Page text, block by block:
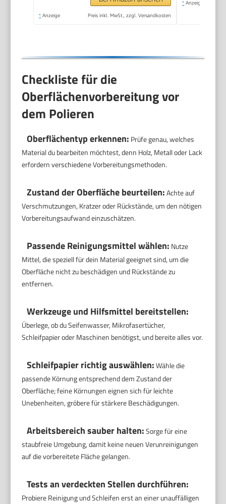
* Anzeige Preis inkl. MwSt., zzgl. Versandkosten
* Anzeige
Checkliste für die
Oberflächenvorbereitung vor
dem Polieren
Oberflächentyp erkennen: Prüfe genau, welches
Material du bearbeiten möchtest, denn Holz, Metall oder Lack
erfordern verschiedene Vorbereitungsmethoden.
Zustand der Oberfläche beurteilen:Achte auf
Verschmutzungen, Kratzer oder Rückstände, um den nötigen
Vorbereitungsaufwand einzuschätzen.
Passende Reinigungsmittel wählen: Nutze
Mittel, die speziell für dein Material geeignet sind, um die
Oberfläche nicht zu beschädigen und Rückstände zu
entfernen.
Werkzeuge und Hilfsmittel bereitstellen:
Überlege, ob du Seifenwasser, Mikrofasertücher,
Schleifpapier oder Maschinen benötigst, und bereite alles vor.
Schleifpapier richtig auswählen:Wähle die
passende Körnung entsprechend dem Zustand der
Oberfläche; feine Körnungen eignen sich für leichte
Unebenheiten, gröbere für stärkere Beschädigungen.
Arbeitsbereich sauber halten:Sorge für eine
staubfreie Umgebung, damit keine neuen Verunreinigungen
auf die vorbereitete Fläche gelangen.
Tests an verdeckten Stellen durchführen:
Probiere Reinigung und Schleifen erst an einer unauffälligen